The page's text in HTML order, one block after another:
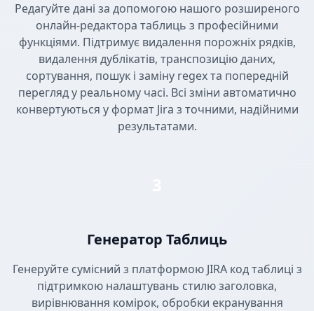
Редагуйте дані за допомогою нашого розширеного
онлайн-редактора таблиць з професійними
функціями. Підтримує видалення порожніх рядків,
видалення дублікатів, транспозицію даних,
сортування, пошук і заміну regex та попередній
перегляд у реальному часі. Всі зміни автоматично
конвертуються у формат Jira з точними, надійними
результатами.
Генератор Таблиць
Генеруйте сумісний з платформою JIRA код таблиці з
підтримкою налаштувань стилю заголовка,
вирівнювання комірок, обробки екранування